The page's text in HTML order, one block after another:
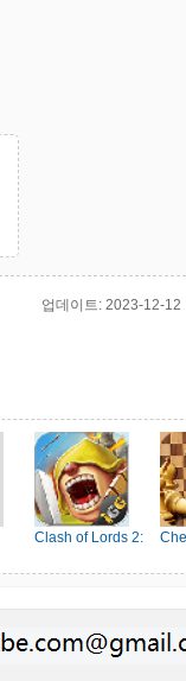
업데이트: 2023-12-12
Clash of Lords 2: